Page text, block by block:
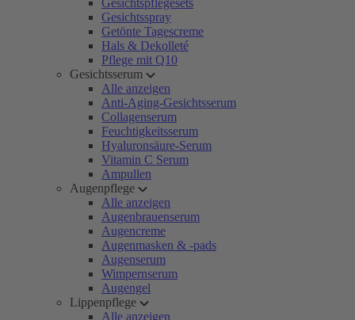
Gesichtspflegesets
Gesichtsspray
Getönte Tagescreme
Hals & Dekolleté
Pflege mit Q10
Gesichtsserum
Alle anzeigen
Anti-Aging-Gesichtsserum
Collagenserum
Feuchtigkeitsserum
Hyaluronsäure-Serum
Vitamin C Serum
Ampullen
Augenpflege
Alle anzeigen
Augenbrauenserum
Augencreme
Augenmasken & -pads
Augenserum
Wimpernserum
Augengel
Lippenpflege
Alle anzeigen